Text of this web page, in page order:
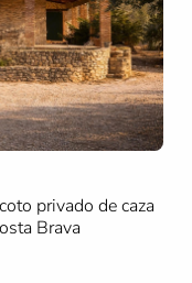
privado de caza
Brava